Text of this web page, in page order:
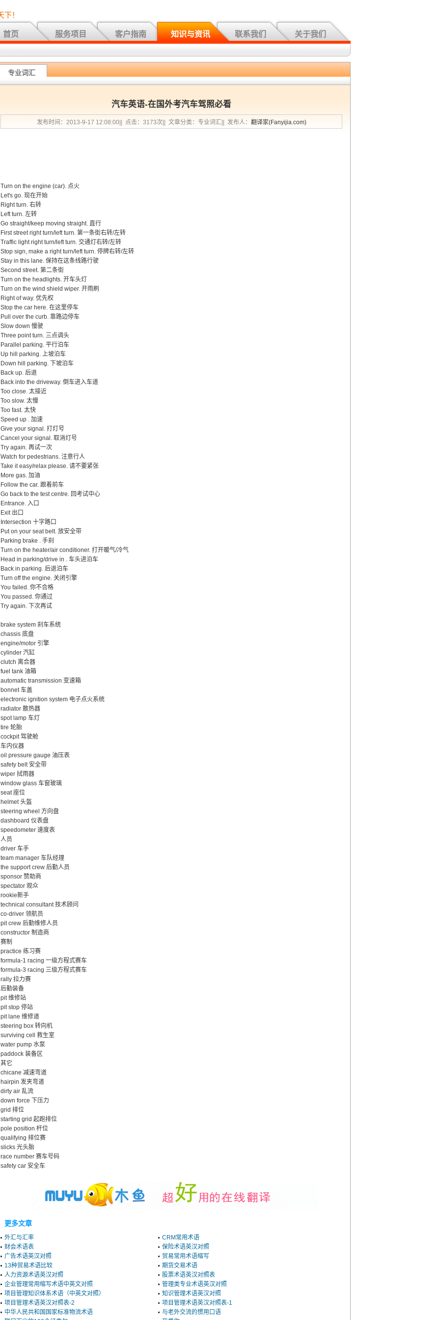
下！
首页 服务项目 客户指南 知识与资讯 联系我们 关于我们
专业词汇
汽车英语-在国外考汽车驾照必看
发布时间：2013-9-17 12:08:00|| 点击：3173次|| 文章分类：专业词汇|| 发布人： 翻译家(Fanyijia.com)
Turn on the engine (car). 点火
Let's go. 现在开始
Right turn. 右转
Left turn. 左转
Go straight/keep moving straight. 直行
First street right turn/left turn. 第一条街右转/左转
Traffic light right turn/left turn. 交通灯右转/左转
Stop sign, make a right turn/left turn. 停牌右转/左转
Stay in this lane. 保持在这条线路行驶
Second street. 第二条街
Turn on the headlights. 开车头灯
Turn on the wind shield wiper. 开雨刷
Right of way. 优先权
Stop the car here. 在这里停车
Pull over the curb. 靠路边停车
Slow down 慢驶
Three point turn. 三点调头
Parallel parking. 平行泊车
Up hill parking. 上坡泊车
Down hill parking. 下坡泊车
Back up. 后退
Back into the driveway. 倒车进入车道
Too close. 太接近
Too slow. 太慢
Too fast. 太快
Speed up . 加速
Give your signal. 打灯号
Cancel your signal. 取消灯号
Try again. 再试一次
Watch for pedestrians. 注意行人
Take it easy/relax please. 请不要紧张
More gas. 加油
Follow the car. 跟着前车
Go back to the test centre. 回考试中心
Entrance. 入口
Exit 出口
Intersection 十字路口
Put on your seat belt. 放安全带
Parking brake . 手刹
Turn on the heater/air conditioner. 打开暖气/冷气
Head in parking/drive in . 车头进泊车
Back in parking. 后退泊车
Turn off the engine. 关闭引擎
You failed. 你不合格
You passed. 你通过
Try again. 下次再试
brake system 刹车系统
chassis 底盘
engine/motor 引擎
cylinder 汽缸
clutch 离合器
fuel tank 油箱
automatic transmission 变速箱
bonnet 车盖
electronic ignition system 电子点火系统
radiator 散热器
spot lamp 车灯
tire 轮胎
cockpit 驾驶舱
车内仪器
oil pressure gauge 油压表
safety belt 安全带
wiper 拭雨器
window glass 车窗玻璃
seat 座位
helmet 头盔
steering wheel 方向盘
dashboard 仪表盘
speedometer 速度表
人员
driver 车手
team manager 车队经理
the support crew 后勤人员
sponsor 赞助商
spectator 观众
rookie新手
technical consultant 技术顾问
co-driver 领航员
pit crew 后勤维修人员
constructor 制造商
赛制
practice 练习赛
formula-1 racing 一级方程式赛车
formula-3 racing 三级方程式赛车
rally 拉力赛
后勤装备
pit 维修站
pit stop 停站
pit lane 维修道
steering box 转向机
surviving cell 救生室
water pump 水泵
paddock 装备区
其它
chicane 减速弯道
hairpin 发夹弯道
dirty air 乱流
down force 下压力
grid 排位
starting grid 起跑排位
pole position 杆位
qualifying 排位赛
slicks 光头胎
race number 赛车号码
safety car 安全车
更多文章
外汇与汇率
CRM常用术语
财会术语表
保险术语英汉对照
广告术语英汉对照
贸易常用术语缩写
13种贸易术语比较
期货交易术语
人力资源术语英汉对照
股票术语英汉对照表
企业管理常用缩写术语中英文对照
管理类专业术语英汉对照
项目管理知识体系术语（中英文对照）
知识管理术语英汉对照
项目管理术语英汉对照表-2
项目管理术语英汉对照表-1
中华人民共和国国家标准物流术语
与老外交流的惯用口语